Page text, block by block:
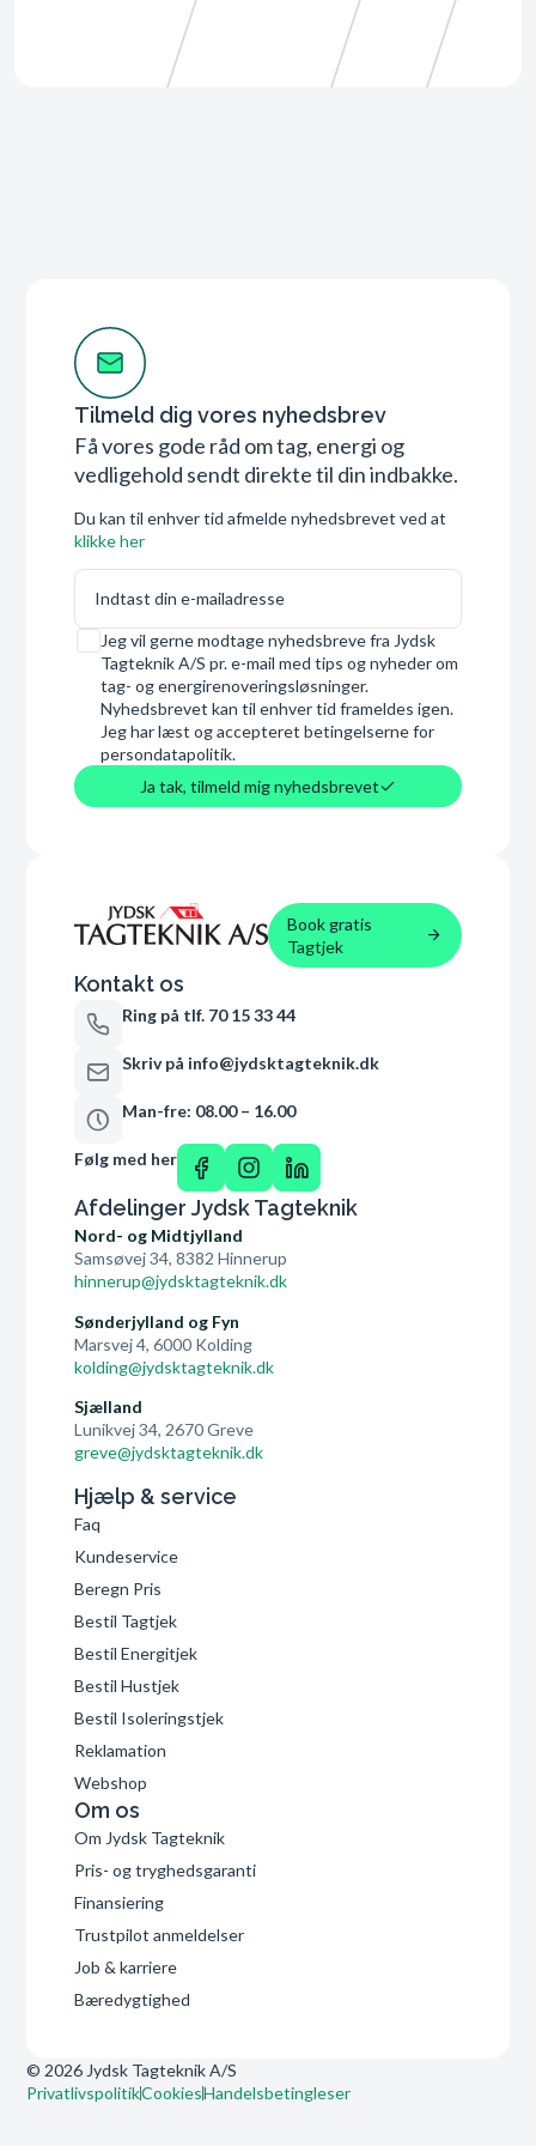
Tilmeld dig vores nyhedsbrev
Få vores gode råd om tag, energi og
vedligehold sendt direkte til din indbakke.
Du kan til enhver tid afmelde nyhedsbrevet ved at
klikke her
E-mail
Samtykke
Jeg vil gerne modtage nyhedsbreve fra Jydsk
Tagteknik A/S pr. e-mail med tips og nyheder om
tag- og energirenoveringsløsninger.
Nyhedsbrevet kan til enhver tid frameldes igen.
Jeg har læst og accepteret betingelserne for
persondatapolitik.
Ja tak, tilmeld mig nyhedsbrevet
Book gratis
Tagtjek
Kontakt os
Ring på tlf. 70 15 33 44
Skriv på info@jydsktagteknik.dk
Man-fre: 08.00 – 16.00
Følg med her
Afdelinger Jydsk Tagteknik
Nord- og Midtjylland
Samsøvej 34, 8382 Hinnerup
hinnerup@jydsktagteknik.dk
Sønderjylland og Fyn
Marsvej 4, 6000 Kolding
kolding@jydsktagteknik.dk
Sjælland
Lunikvej 34, 2670 Greve
greve@jydsktagteknik.dk
Hjælp & service
Faq
Kundeservice
Beregn Pris
Bestil Tagtjek
Bestil Energitjek
Bestil Hustjek
Bestil Isoleringstjek
Reklamation
Webshop
Om os
Om Jydsk Tagteknik
Pris- og tryghedsgaranti
Finansiering
Trustpilot anmeldelser
Job & karriere
Bæredygtighed
© 2026 Jydsk Tagteknik A/S
PrivatlivspolitikCookiesHandelsbetingleser